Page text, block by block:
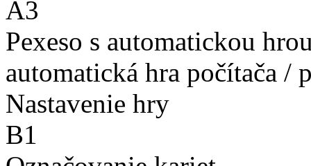
A3
Pexeso s automatickou
automatická hra počítača /
Nastavenie hry
B1